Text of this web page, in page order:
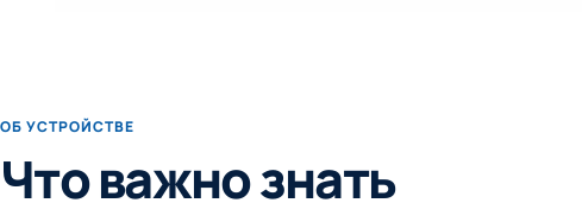
ОБ УСТРОЙСТВЕ
Что важно знать